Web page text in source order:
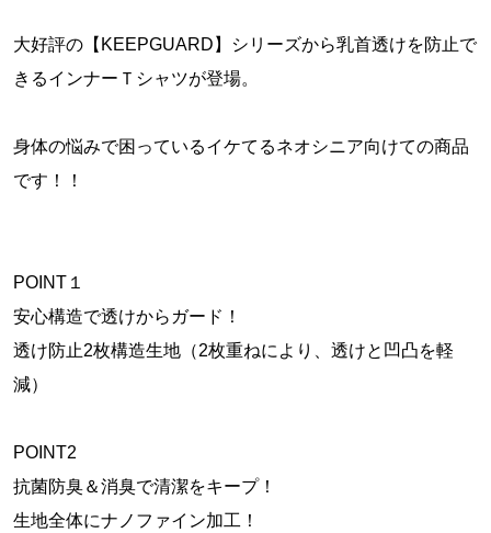
大好評の【KEEPGUARD】シリーズから乳首透けを防止で
きるインナーＴシャツが登場。
身体の悩みで困っているイケてるネオシニア向けての商品
です！！
POINT１
安心構造で透けからガード！
透け防止2枚構造生地（2枚重ねにより、透けと凹凸を軽
減）
POINT2
抗菌防臭＆消臭で清潔をキープ！
生地全体にナノファイン加工！